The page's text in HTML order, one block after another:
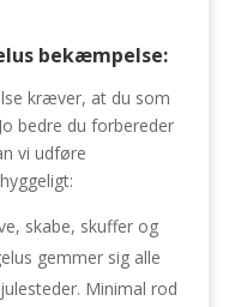
bekæmpelse:
kræver, at du som
bedre du forbereder
vi udføre
skabe, skuffer og
gemmer sig alle
Minimal rod